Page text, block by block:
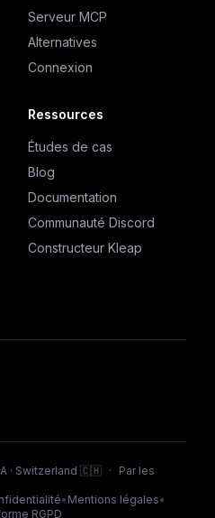
Serveur MCP
Alternatives
Connexion
Ressources
Études de cas
Blog
Documentation
Communauté Discord
Constructeur Kleap
· Switzerland 🇨🇭 ·
Par les
• Mentions légales•
RGPD